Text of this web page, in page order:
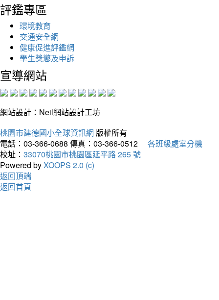
評鑑專區
環境教育
交通安全網
健康促進評鑑網
學生獎懲及申訴
宣導網站
網站設計：Neil網站設計工坊
桃園市建德國小全球資訊網 版權所有
電話：03-366-0688 傳真：03-366-0512
各班級處室分機
校址： 33070桃園市桃園區延平路 265 號
Powered byXOOPS 2.0 (c)
返回頂端
返回首頁